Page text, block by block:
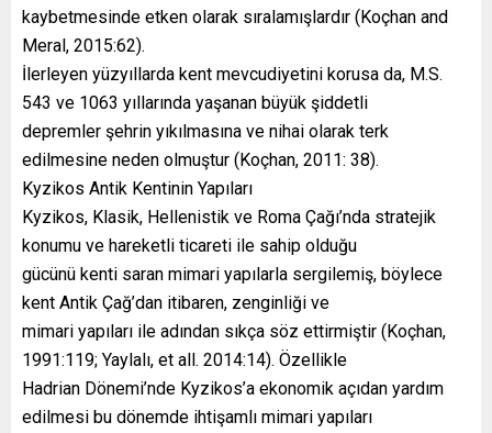
kaybetmesinde etken olarak sıralamışlardır (Koçhan and
Meral, 2015:62).
İlerleyen yüzyıllarda kent mevcudiyetini korusa da, M.S.
543 ve 1063 yıllarında yaşanan büyük şiddetli
depremler şehrin yıkılmasına ve nihai olarak terk
edilmesine neden olmuştur (Koçhan, 2011: 38).
Kyzikos Antik Kentinin Yapıları
Kyzikos, Klasik, Hellenistik ve Roma Çağı’nda stratejik
konumu ve hareketli ticareti ile sahip olduğu
gücünü kenti saran mimari yapılarla sergilemiş, böylece
kent Antik Çağ’dan itibaren, zenginliği ve
mimari yapıları ile adından sıkça söz ettirmiştir (Koçhan,
1991:119; Yaylalı, et all. 2014:14). Özellikle
Hadrian Dönemi’nde Kyzikos’a ekonomik açıdan yardım
edilmesi bu dönemde ihtişamlı mimari yapıları